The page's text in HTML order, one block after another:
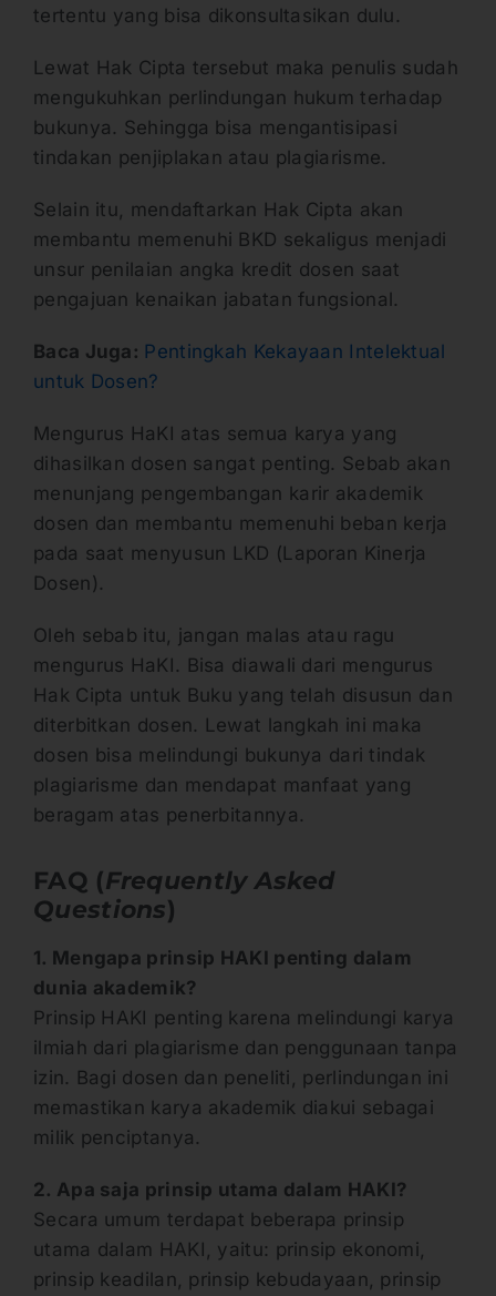
tertentu yang bisa dikonsultasikan dulu.
Lewat Hak Cipta tersebut maka penulis sudah
mengukuhkan perlindungan hukum terhadap
bukunya. Sehingga bisa mengantisipasi
tindakan penjiplakan atau plagiarisme.
Selain itu, mendaftarkan Hak Cipta akan
membantu memenuhi BKD sekaligus menjadi
unsur penilaian angka kredit dosen saat
pengajuan kenaikan jabatan fungsional.
Baca Juga: Pentingkah Kekayaan Intelektual
untuk Dosen?
Mengurus HaKI atas semua karya yang
dihasilkan dosen sangat penting. Sebab akan
menunjang pengembangan karir akademik
dosen dan membantu memenuhi beban kerja
pada saat menyusun LKD (Laporan Kinerja
Dosen).
Oleh sebab itu, jangan malas atau ragu
mengurus HaKI. Bisa diawali dari mengurus
Hak Cipta untuk Buku yang telah disusun dan
diterbitkan dosen. Lewat langkah ini maka
dosen bisa melindungi bukunya dari tindak
plagiarisme dan mendapat manfaat yang
beragam atas penerbitannya.
FAQ (Frequently Asked
Questions)
1. Mengapa prinsip HAKI penting dalam
dunia akademik?
Prinsip HAKI penting karena melindungi karya
ilmiah dari plagiarisme dan penggunaan tanpa
izin. Bagi dosen dan peneliti, perlindungan ini
memastikan karya akademik diakui sebagai
milik penciptanya.
2. Apa saja prinsip utama dalam HAKI?
Secara umum terdapat beberapa prinsip
utama dalam HAKI, yaitu: prinsip ekonomi,
prinsip keadilan, prinsip kebudayaan, prinsip